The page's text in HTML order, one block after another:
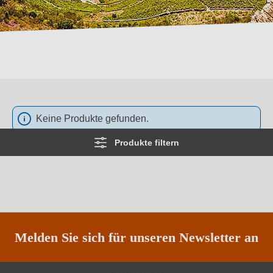
Produkte filtern
Keine Produkte gefunden.
Melden Sie sich für unseren Newsletter an